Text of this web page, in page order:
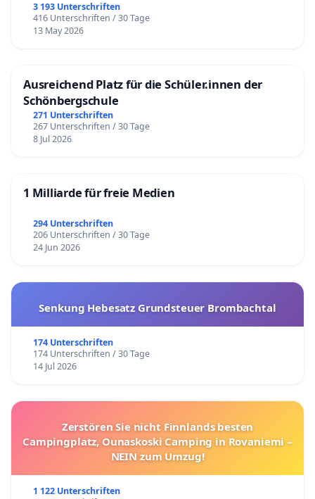
3 193 Unterschriften
416 Unterschriften / 30 Tage
13 May 2026
Ausreichend Platz für die Schüler.innen der
Schönbergschule
271 Unterschriften
267 Unterschriften / 30 Tage
8 Jul 2026
1 Milliarde für freie Medien
294 Unterschriften
206 Unterschriften / 30 Tage
24 Jun 2026
Senkung Hebesatz Grundsteuer Brombachtal
174 Unterschriften
174 Unterschriften / 30 Tage
14 Jul 2026
Zerstören Sie nicht Finnlands besten
Campingplatz, Ounaskoski Camping in Rovaniemi –
NEIN zum Umzug!
1 122 Unterschriften